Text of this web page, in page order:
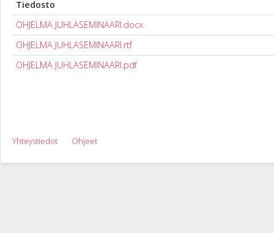
Tiedosto
OHJELMA JUHLASEMINAARI.docx
OHJELMA JUHLASEMINAARI.rtf
OHJELMA JUHLASEMINAARI.pdf
Yhteystiedot Ohjeet